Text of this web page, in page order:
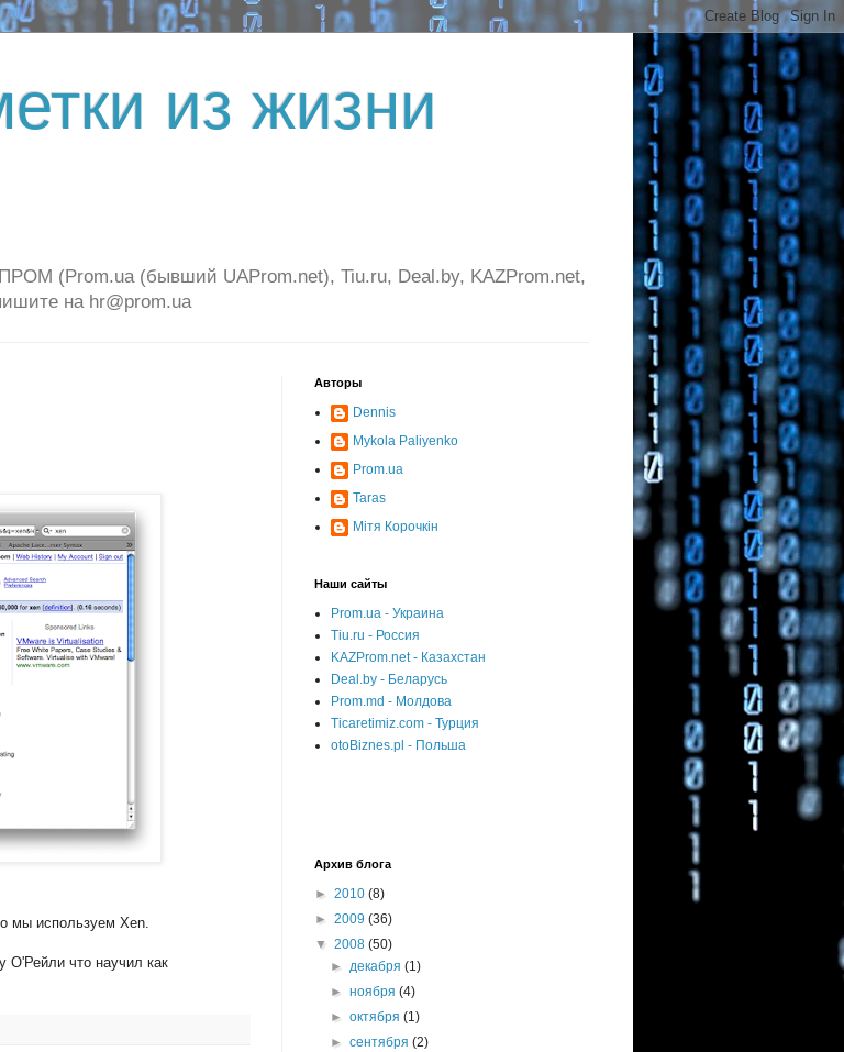
из жизни
(Prom.ua (бывший UAProm.net), Tiu.ru, Deal.by, KAZProm.net,
на hr@prom.ua
мы используем Xen.
О'Рейли что научил как
Авторы
Dennis
Mykola Paliyenko
Prom.ua
Taras
Мітя Корочкін
Наши сайты
Prom.ua - Украина
Tiu.ru - Россия
KAZProm.net - Казахстан
Deal.by - Беларусь
Prom.md - Молдова
Ticaretimiz.com - Турция
otoBiznes.pl - Польша
Архив блога
► 2010 (8)
► 2009 (36)
▼ 2008 (50)
►декабря(1)
►ноября(4)
►октября(1)
►сентября(2)